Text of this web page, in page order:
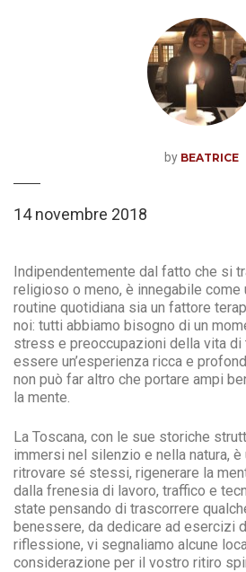
TEAM BUILDING ED ATTIVITÀ
RELAX E MEDITAZIONE
EN
by BEATRICE
14 novembre 2018
Indipendentemente dal fatto che si
religioso o meno, è innegabile come
routine quotidiana sia un fattore
noi: tutti abbiamo bisogno di un
stress e preoccupazioni della vita di
essere un’esperienza ricca e
non può far altro che portare ampi
la mente.
La Toscana, con le sue storiche
immersi nel silenzio e nella natura,
ritrovare sé stessi, rigenerare la
dalla frenesia di lavoro, traffico e
state pensando di trascorrere
benessere, da dedicare ad esercizi
riflessione, vi segnaliamo alcune
considerazione per il vostro ritiro